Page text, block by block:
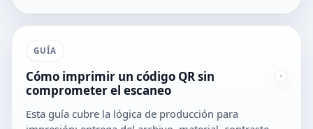
GUÍA
Cómo imprimir un código QR sin
comprometer el escaneo
Esta guía cubre la lógica de producción para